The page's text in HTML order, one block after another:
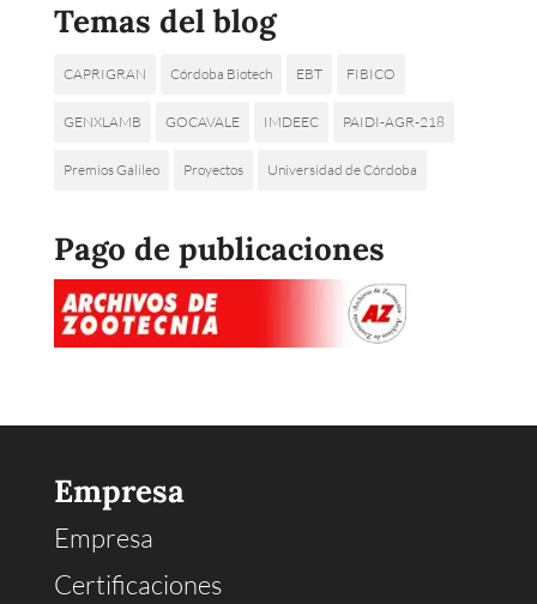
Temas del blog
CAPRIGRAN Córdoba Biotech EBT FIBICO
GENXLAMB GOCAVALE IMDEEC PAIDI-AGR-218
Premios Galileo Proyectos Universidad de Córdoba
Pago de publicaciones
Empresa
Empresa
Certificaciones